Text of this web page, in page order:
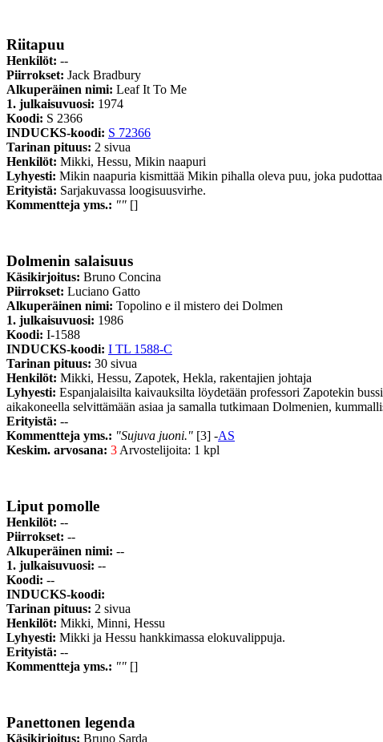
Riitapuu
Henkilöt: --
Piirrokset: Jack Bradbury
Alkuperäinen nimi: Leaf It To Me
1. julkaisuvuosi: 1974
Koodi: S 2366
INDUCKS-koodi: S 72366
Tarinan pituus: 2 sivua
Henkilöt: Mikki, Hessu, Mikin naapuri
Lyhyesti: Mikin naapuria kismittää Mikin pihalla oleva puu, joka pudottaa
Erityistä: Sarjakuvassa loogisuusvirhe.
Kommentteja yms.: "" []
Dolmenin salaisuus
Käsikirjoitus: Bruno Concina
Piirrokset: Luciano Gatto
Alkuperäinen nimi: Topolino e il mistero dei Dolmen
1. julkaisuvuosi: 1986
Koodi: I-1588
INDUCKS-koodi: I TL 1588-C
Tarinan pituus: 30 sivua
Henkilöt: Mikki, Hessu, Zapotek, Hekla, rakentajien johtaja
Lyhyesti: Espanjalaisilta kaivauksilta löydetään professori Zapotekin
aikakoneella selvittämään asiaa ja samalla tutkimaan Dolmenien,
Erityistä: --
Kommentteja yms.: "Sujuva juoni." [3] -AS
Keskim. arvosana: 3 Arvostelijoita: 1 kpl
Liput pomolle
Henkilöt: --
Piirrokset: --
Alkuperäinen nimi: --
1. julkaisuvuosi: --
Koodi: --
INDUCKS-koodi:
Tarinan pituus: 2 sivua
Henkilöt: Mikki, Minni, Hessu
Lyhyesti: Mikki ja Hessu hankkimassa elokuvalippuja.
Erityistä: --
Kommentteja yms.: "" []
Panettonen legenda
Käsikirjoitus: Bruno Sarda